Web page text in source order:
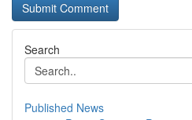
Search
Published News